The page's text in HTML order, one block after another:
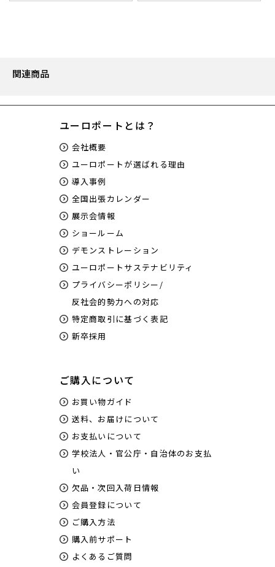
関連商品
ユーロポートとは？
会社概要
ユーロポートが選ばれる理由
導入事例
全国出張カレンダー
展示会情報
ショールーム
デモンストレーション
ユーロポートサステナビリティ
プライバシーポリシー/
反社会的勢力への対応
特定商取引に基づく表記
新卒採用
ご購入について
お買い物ガイド
送料、お届けについて
お支払いについて
学校法人・官公庁・自治体のお支払
い
欠品・次回入荷日情報
会員登録について
ご購入方法
購入前サポート
よくあるご質問